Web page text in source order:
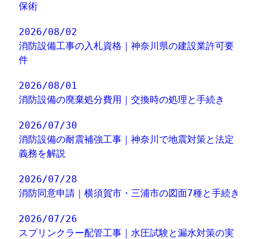
保術
2026/08/02
消防設備工事の入札資格｜神奈川県の建設業許可要
件
2026/08/01
消防設備の廃棄処分費用｜交換時の処理と手続き
2026/07/30
消防設備の耐震補強工事｜神奈川で地震対策と法定
義務を解説
2026/07/28
消防同意申請｜横須賀市・三浦市の図面7種と手続き
2026/07/26
スプリンクラー配管工事｜水圧試験と漏水対策の実